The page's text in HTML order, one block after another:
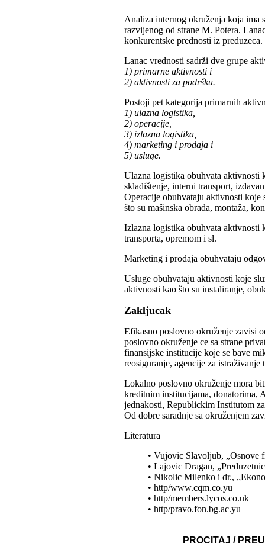
Analiza internog okruženja koja ima
razvijenog od strane M. Potera.
konkurentske prednosti iz
Lanac vrednosti sadrži dve grupe
1) primarne aktivnosti i
2) aktivnosti za podršku.
Postoji pet kategorija primarnih
1) ulazna logistika,
2) operacije,
3) izlazna logistika,
4) marketing i prodaja i
5) usluge.
Ulazna logistika obuhvata aktivnosti
skladištenje, interni transport,
Operacije obuhvataju aktivnosti koje
što su mašinska obrada, montaža,
Izlazna logistika obuhvata aktivnosti
transporta, opremom i sl.
Marketing i prodaja obuhvataju
Usluge obuhvataju aktivnosti koje
aktivnosti kao što su instaliranje,
Zakljucak
Efikasno poslovno okruženje zavisi
poslovno okruženje ce sa strane
finansijske institucije koje se bave
reosiguranje, agencije za
Lokalno poslovno okruženje mora
kreditnim institucijama, donatorima,
jednakosti, Republickim Institutom
Od dobre saradnje sa okruženjem
Literatura
• Vujovic Slavoljub, „Osnove
• Lajovic Dragan,
• Nikolic Milenko i dr.,
• http/www.cqm.co.yu
• http/members.lycos.co.uk
• http/pravo.fon.bg.ac.yu
PROCITAJ /